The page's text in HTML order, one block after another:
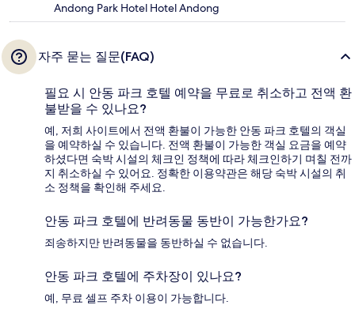
Andong Park Hotel Hotel Andong
자주 묻는 질문(FAQ)
필요 시 안동 파크 호텔 예약을 무료로 취소하고 전액 환
불받을 수 있나요?
예, 저희 사이트에서 전액 환불이 가능한 안동 파크 호텔의 객실
을 예약하실 수 있습니다. 전액 환불이 가능한 객실 요금을 예약
하셨다면 숙박 시설의 체크인 정책에 따라 체크인하기 며칠 전까
지 취소하실 수 있어요. 정확한 이용약관은 해당 숙박 시설의 취
소 정책을 확인해 주세요.
안동 파크 호텔에 반려동물 동반이 가능한가요?
죄송하지만 반려동물을 동반하실 수 없습니다.
안동 파크 호텔에 주차장이 있나요?
예, 무료 셀프 주차 이용이 가능합니다.